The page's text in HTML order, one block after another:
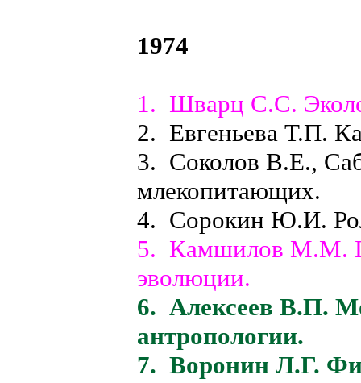
1974
1. Шварц С.С.
2. Евгеньева Т.П.
3. Соколов В.Е.,
млекопитающих.
4. Сорокин Ю.И.
5. Камшилов М.М.
эволюции.
6. Алексеев В.П.
антропологии.
7. Воронин Л.Г.